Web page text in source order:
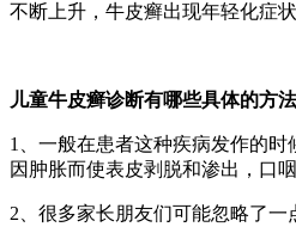
不断上升，牛皮癣出现年轻化症
儿童牛皮癣诊断有哪些具体的方
1、一般在患者这种疾病发作的
因肿胀而使表皮剥脱和渗出，口
2、很多家长朋友们可能忽略了